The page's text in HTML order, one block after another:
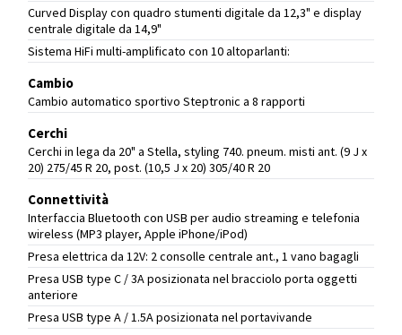
Curved Display con quadro stumenti digitale da 12,3" e display
centrale digitale da 14,9"
Sistema HiFi multi-amplificato con 10 altoparlanti:
Cambio
Cambio automatico sportivo Steptronic a 8 rapporti
Cerchi
Cerchi in lega da 20" a Stella, styling 740. pneum. misti ant. (9 J x
20) 275/45 R 20, post. (10,5 J x 20) 305/40 R 20
Connettività
Interfaccia Bluetooth con USB per audio streaming e telefonia
wireless (MP3 player, Apple iPhone/iPod)
Presa elettrica da 12V: 2 consolle centrale ant., 1 vano bagagli
Presa USB type C / 3A posizionata nel bracciolo porta oggetti
anteriore
Presa USB type A / 1.5A posizionata nel portavivande